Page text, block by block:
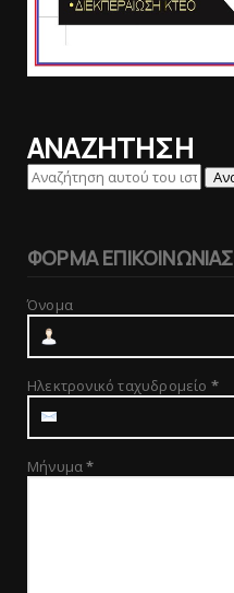
ΑΝΑΖΗΤΗΣΗ
ΦΟΡΜΑ ΕΠΙΚΟΙΝΩΝΙΑΣ
Όνομα
Ηλεκτρονικό ταχυδρομείο *
Μήνυμα*